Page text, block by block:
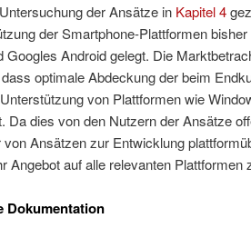
der Ansätze in Kapitel 4
der Smartphone-Plattformen
Googles Android gelegt. Die
optimale Abdeckung der beim
von Plattformen wie
Da dies von den Nutzern der Ansätze
von Ansätzen zur Entwicklung
Angebot auf alle relevanten Plattformen
Dokumentation